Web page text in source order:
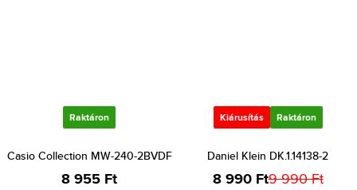
Raktáron
Casio Collection MW-240-2BVDF
8 955 Ft
Kiárusítás Raktáron
Daniel Klein DK.1.14138-2
8 990 Ft9 990 Ft